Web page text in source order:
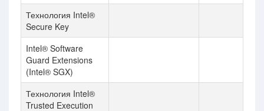
Технология Intel®
Secure Key
Intel® Software
Guard Extensions
(Intel® SGX)
Технология Intel®
Trusted Execution